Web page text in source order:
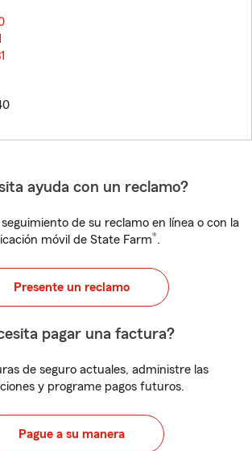
ayuda con un reclamo?
seguimiento de su reclamo en línea o con la
móvil de State Farm®.
Presente un reclamo
pagar una factura?
de seguro actuales, administre las
y programe pagos futuros.
Pague a su manera